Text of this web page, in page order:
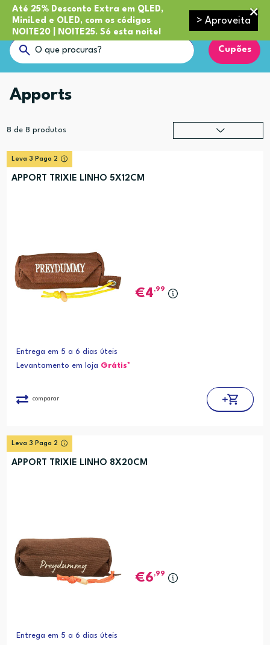
Até 25% Desconto Extra em QLED,
MiniLed e OLED, com os códigos
NOITE20 | NOITE25. Só esta noite!
> Aproveita
Cupões
Apports
8 de 8 produtos
Leva 3 Paga 2
APPORT TRIXIE LINHO 5X12CM
4,99
Entrega em 5 a 6 dias úteis
Levantamento em loja Grátis*
comparar
Leva 3 Paga 2
APPORT TRIXIE LINHO 8X20CM
6,99
Entrega em 5 a 6 dias úteis